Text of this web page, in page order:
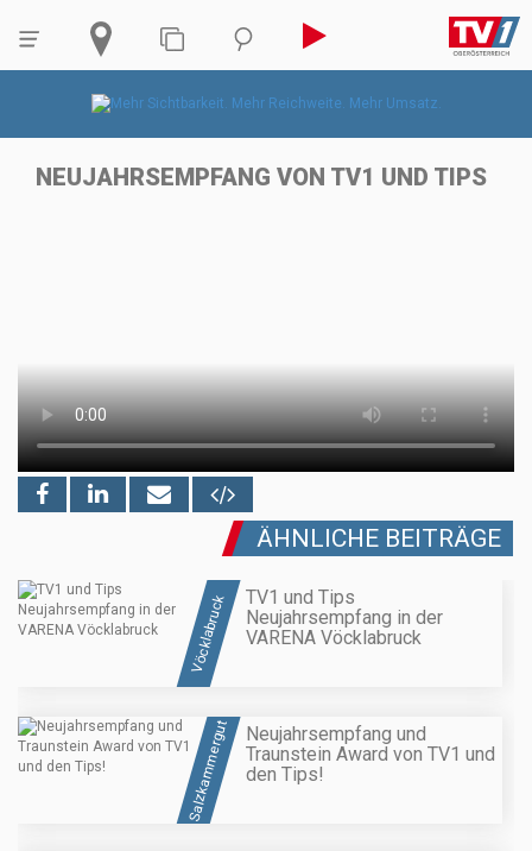
NEUJAHRSEMPFANG VON TV1 UND TIPS
ÄHNLICHE BEITRÄGE
Vöcklabruck
TV1 und Tips
Neujahrsempfang in der
VARENA Vöcklabruck
Salzkammergut
Neujahrsempfang und
Traunstein Award von TV1 und
den Tips!